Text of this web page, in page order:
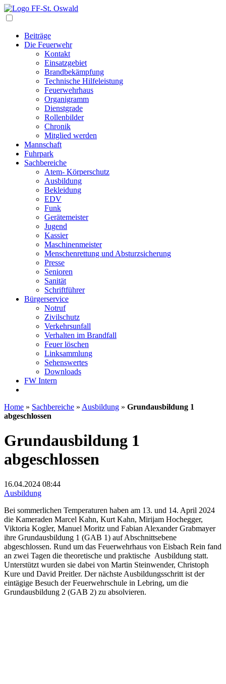
Beiträge
Die Feuerwehr
Kontakt
Einsatzgebiet
Brandbekämpfung
Technische Hilfeleistung
Feuerwehrhaus
Organigramm
Dienstgrade
Rollenbilder
Chronik
Mitglied werden
Mannschaft
Fuhrpark
Sachbereiche
Atem- Körperschutz
Ausbildung
Bekleidung
EDV
Funk
Gerätemeister
Jugend
Kassier
Maschinenmeister
Menschenrettung und Absturzsicherung
Presse
Senioren
Sanität
Schriftführer
Bürgerservice
Notruf
Zivilschutz
Verkehrsunfall
Verhalten im Brandfall
Feuer löschen
Linksammlung
Sehenswertes
Downloads
FW Intern
Home » Sachbereiche » Ausbildung » Grundausbildung 1
abgeschlossen
Grundausbildung 1
abgeschlossen
16.04.2024 08:44
Ausbildung
Bei sommerlichen Temperaturen haben am 13. und 14. April 2024
die Kameraden Marcel Kahn, Kurt Kahn, Mirijam Hochegger,
Viktoria Kogler, Manuel Moritz und Fabian Alexander Grabmayer
ihre Grundausbildung 1 (GAB 1) auf Abschnittsebene
abgeschlossen. Rund um das Feuerwehrhaus von Eisbach Rein fand
an zwei Tagen die theoretische und praktische Ausbildung statt.
Unterstützt wurden sie dabei von Martin Steinwender, Christoph
Kure und David Preitler. Der nächste Ausbildungsschritt ist der
eintägige Besuch der Feuerwehrschule in Lebring, um die
Grundausbildung 2 (GAB 2) zu absolvieren.